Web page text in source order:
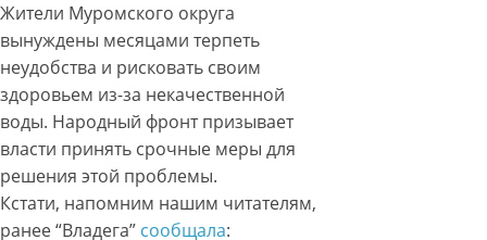
Жители Муромского округа
вынуждены месяцами терпеть
неудобства и рисковать своим
здоровьем из-за некачественной
воды. Народный фронт призывает
власти принять срочные меры для
решения этой проблемы.
Кстати, напомним нашим читателям,
ранее “Владега” сообщала: